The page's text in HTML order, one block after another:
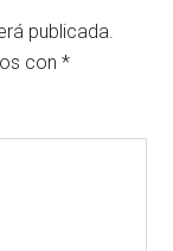
publicada.
con*